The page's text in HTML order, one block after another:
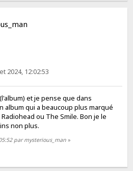
2024, 12:02:53
et je pense que dans
album qui a beaucoup plus marqué
ou The Smile. Bon je le
non plus.
par mysterious_man »